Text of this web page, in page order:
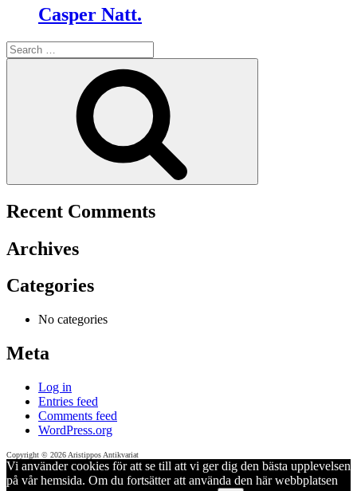
Casper Natt.
Search
for:
Recent Comments
Archives
Categories
No categories
Meta
Log in
Entries feed
Comments feed
WordPress.org
Copyright © 2026 Aristippos Antikvariat
Vi använder cookies för att se till att vi ger dig den bästa upplevelsen
på vår hemsida. Om du fortsätter att använda den här webbplatsen